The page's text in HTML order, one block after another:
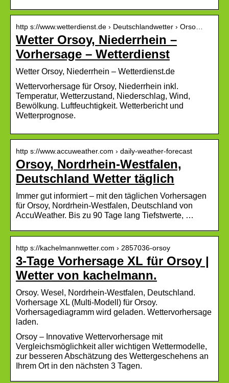
http s://www.wetterdienst.de › Deutschlandwetter › Orso…
Wetter Orsoy, Niederrhein –
Vorhersage – Wetterdienst
Wetter Orsoy, Niederrhein – Wetterdienst.de
Wettervorhersage für Orsoy, Niederrhein inkl.
Temperatur, Wetterzustand, Niederschlag, Wind,
Bewölkung. Luftfeuchtigkeit. Wetterbericht und
Wetterprognose.
http s://www.accuweather.com › daily-weather-forecast
Orsoy, Nordrhein-Westfalen,
Deutschland Wetter täglich
Immer gut informiert – mit den täglichen Vorhersagen
für Orsoy, Nordrhein-Westfalen, Deutschland von
AccuWeather. Bis zu 90 Tage lang Tiefstwerte, …
http s://kachelmannwetter.com › 2857036-orsoy
3-Tage Vorhersage XL für Orsoy |
Wetter von kachelmann.
Orsoy. Wesel, Nordrhein-Westfalen, Deutschland.
Vorhersage XL (Multi-Modell) für Orsoy.
Vorhersagediagramm wird geladen. Wettervorhersage
laden.
Orsoy – Innovative Wettervorhersage mit
Vergleichsmöglichkeit aller wichtigen Wettermodelle,
zur besseren Abschätzung des Wettergeschehens an
Ihrem Ort in den nächsten 3 Tagen.